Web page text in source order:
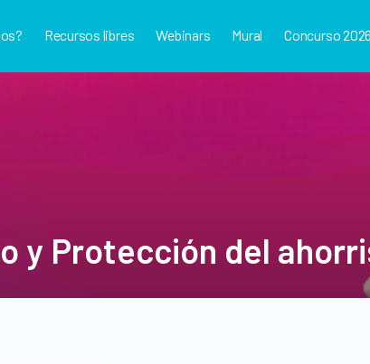
Recursos libres Webinars Mural Concurso 2026
y Protección del